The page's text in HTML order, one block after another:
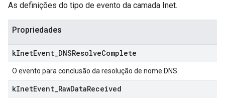
As definições do tipo de evento da camada Inet.
Propriedades
kInetEvent DNSResolveComplete
O evento para conclusão da resolução de nome DNS.
kInetEvent RawDataReceived